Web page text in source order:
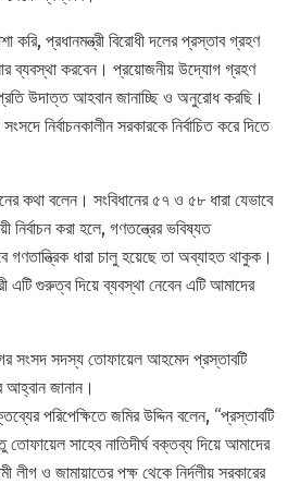
করি, প্রধানমন্ত্রী বিরোধী দলের প্রস্তাব গ্রহণ
ব্যবস্থা করবেন। প্রয়োজনীয় উদ্যোগ গ্রহণ
উদাত্ত আহবান জানাচ্ছি ও অনুরোধ করছি।
নির্বাচনকালীন সরকারকে নির্বাচিত করে দিতে
কথা বলেন। সংবিধানের ৫৭ ও ৫৮ ধারা যেভাবে
নির্বাচন করা হলে, গণতন্ত্রের ভবিষ্যত
ধারা চালু হয়েছে তা অব্যাহত থাকুক।
এটি গুরুত্ব দিয়ে ব্যবস্থা নেবেন এটি আমাদের
সংসদ সদস্য তোফায়েল আহমেদ প্রস্তাবটি
আহ্বান জানান।
পরিপেক্ষিতে জমির উদ্দিন বলেন, “প্রস্তাবটি
তোফায়েল সাহেব নাতিদীর্ঘ বক্তব্য দিয়ে আমাদের
ও জামায়াতের পক্ষ থেকে নির্দলীয় সরকারের